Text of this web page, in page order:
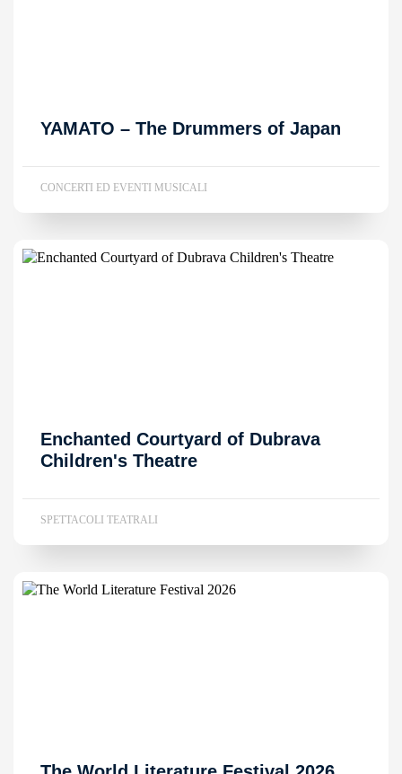
YAMATO – The Drummers of Japan
CONCERTI ED EVENTI MUSICALI
Enchanted Courtyard of Dubrava
Children's Theatre
SPETTACOLI TEATRALI